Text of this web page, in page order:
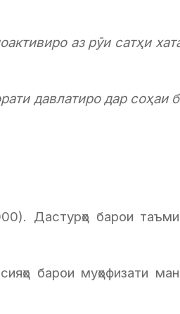
аз рӯи сатҳи
давлатиро дар соҳаи
Дастурҳо барои
барои муҳофизати